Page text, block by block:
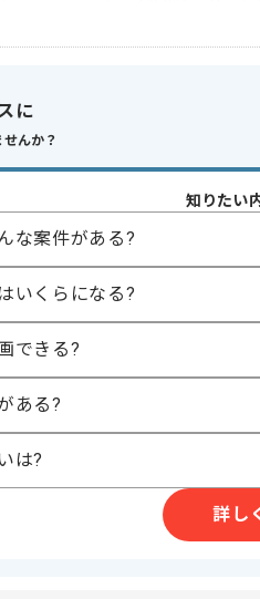
るスキル
広い絵柄のイラスト制作経験
スキル
性キャラクターイラストの制作経験
条件
有
基準時間
に
んか？
知りたい
な案件がある?
いくらになる?
できる?
ある?
は?
詳し